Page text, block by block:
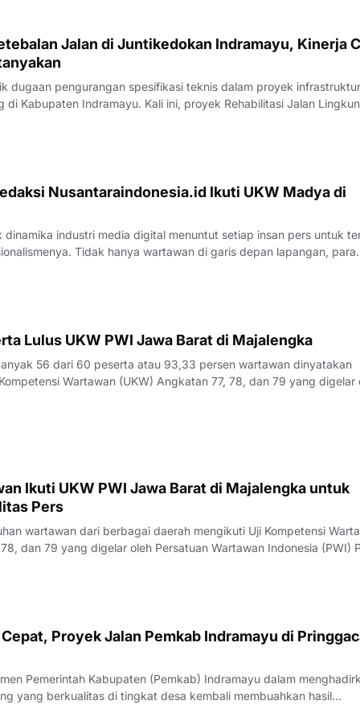
Jalan di Juntikedokan Indramayu, Kinerja
dugaan pengurangan spesifikasi teknis dalam proyek
di Kabupaten Indramayu. Kali ini, proyek Rehabilitasi Jalan
Kecamatan Juntinyuat, berada di bawah sorotan tajam lantaran
Nusantaraindonesia.id Ikuti UKW Madya di
dinamika industri media digital menuntut setiap insan pers untuk
Tidak hanya wartawan di garis depan lapangan, para
merasa perlu kembali bercermin dan menguji kapasitas diri demi
Lulus UKW PWI Jawa Barat di Majalengka
56 dari 60 peserta atau 93,33 persen wartawan dinyatakan
Wartawan (UKW) Angkatan 77, 78, dan 79 yang digelar
Juli 2026.Penguji UKW, Rita, menyampaikan hasil evaluasi akhir
Ikuti UKW PWI Jawa Barat di Majalengka untuk
Pers
wartawan dari berbagai daerah mengikuti Uji Kompetensi
dan 79 yang digelar oleh Persatuan Wartawan Indonesia (PWI)
Rabu (22/7/2026).Pelaksana Tugas (Plt) Ketua PWI Jawa
Proyek Jalan Pemkab Indramayu di
Pemerintah Kabupaten (Pemkab) Indramayu dalam
yang berkualitas di tingkat desa kembali membuahkan hasil
yang apik antara pemangku kebijakan dan penyedia jasa, proyek